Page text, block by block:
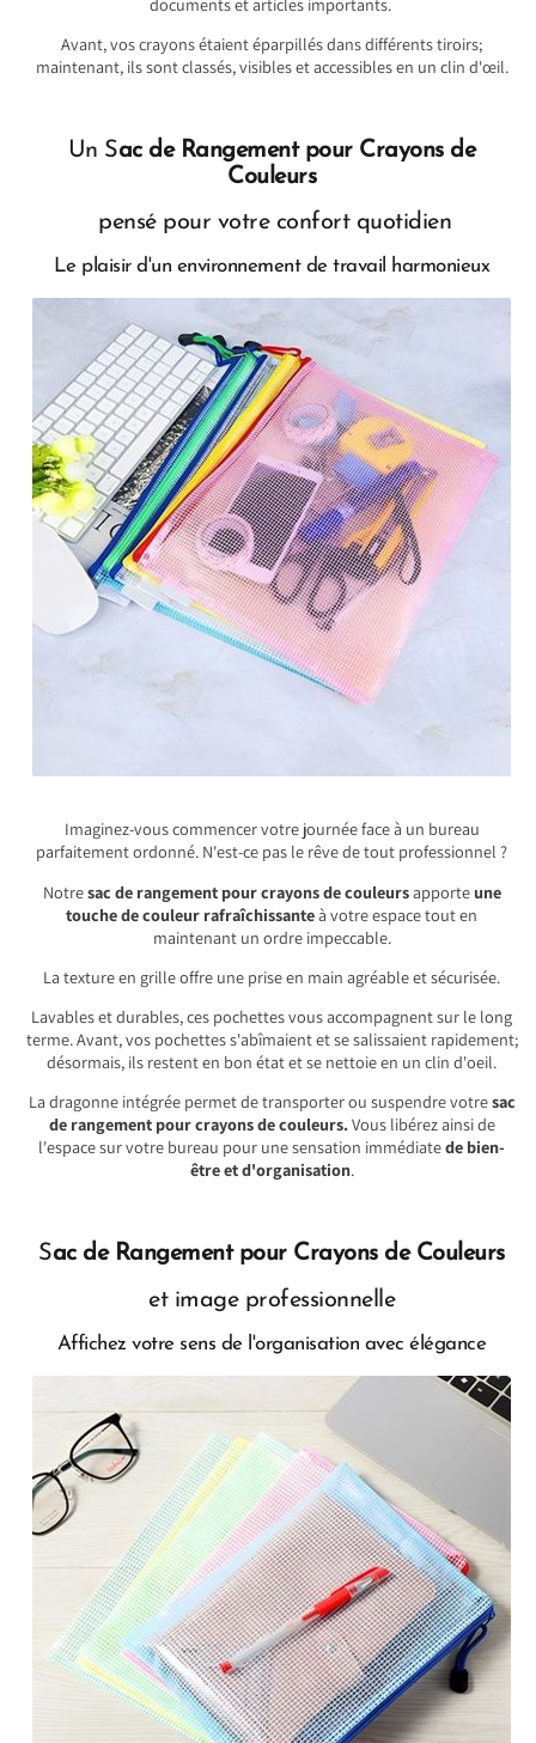
Avant, vos crayons étaient éparpillés dans différents tiroirs;
maintenant, ils sont classés, visibles et accessibles en un clin d'œil.
Un Sac de Rangement pour Crayons de
Couleurs
pensé pour votre confort quotidien
Le plaisir d'un environnement de travail harmonieux
Imaginez-vous commencer votre journée face à un bureau
parfaitement ordonné. N'est-ce pas le rêve de tout professionnel ?
Notresac de rangement pour crayons de couleursapporte une
touche de couleur rafraîchissanteà votre espace tout en
maintenant un ordre impeccable.
La texture en grille offre une prise en main agréable et sécurisée.
Lavables et durables, ces pochettes vous accompagnent sur le long
terme. Avant, vos pochettes s'abîmaient et se salissaient rapidement;
désormais, ils restent en bon état et se nettoie en un clin d'oeil.
La dragonne intégrée permet de transporter ou suspendre votresac
de rangement pour crayons de couleurs.Vous libérez ainsi de
l'espace sur votre bureau pour une sensation immédiatede bien-
être et d'organisation.
Sac de Rangement pour Crayons de Couleurs
et image professionnelle
Affichez votre sens de l'organisation avec élégance